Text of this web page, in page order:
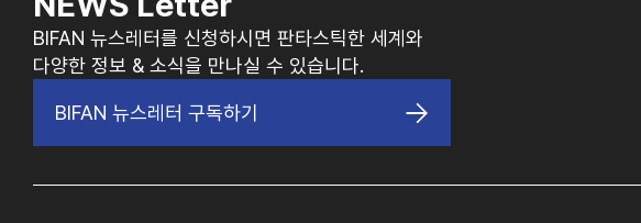
BIFAN 뉴스레터를 신청하시면 판타스틱한 세계와
다양한 정보 & 소식을 만나실 수 있습니다.
BIFAN 뉴스레터 구독하기